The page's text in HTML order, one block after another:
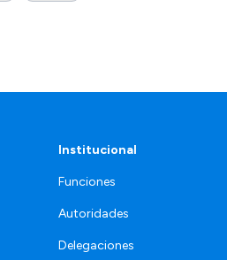
Institucional
Funciones
Autoridades
Delegaciones